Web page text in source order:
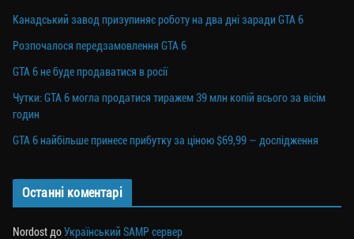
Канадський завод призупиняє роботу на два дні заради GTA 6
Розпочалося передзамовлення GTA 6
GTA 6 не буде продаватися в росії
Чутки: GTA 6 могла продатися тиражем 39 млн копій всього за вісім
годин
GTA 6 найбільше принесе прибутку за ціною $69,99 — дослідження
Останні коментарі
Nordost доУкраїнський SAMP сервер